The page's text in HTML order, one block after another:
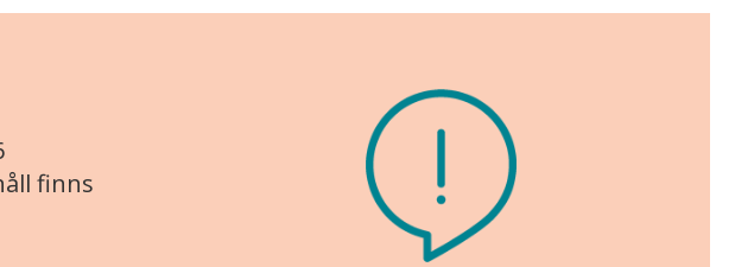
finns